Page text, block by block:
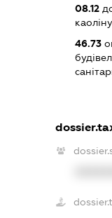
08.12
каоліну
46.73